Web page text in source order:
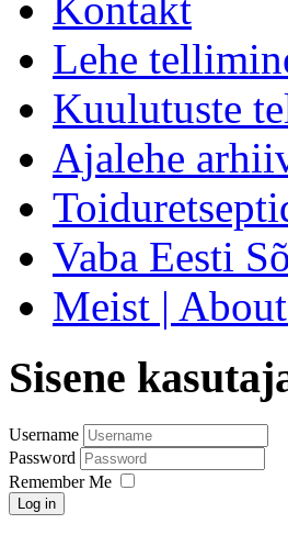
Kontakt
Lehe
Kuulutuste
Ajalehe
Vaba Eesti
Meist |
Sisene
Username
Password
Remember Me
Log in